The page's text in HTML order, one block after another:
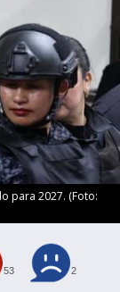
para 2027. (Foto:
53 2